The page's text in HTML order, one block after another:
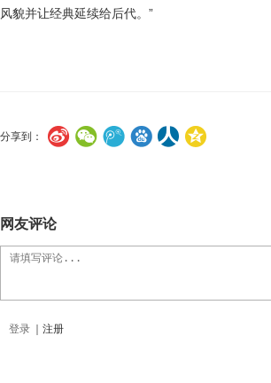
风貌并让经典延续给后代。”
分享到：
网友评论
登录 注册